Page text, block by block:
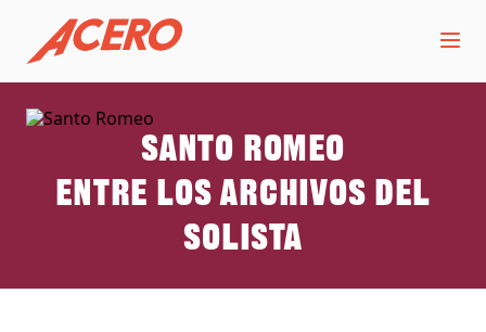
Santo Romeo
Entre los archivos del
solista